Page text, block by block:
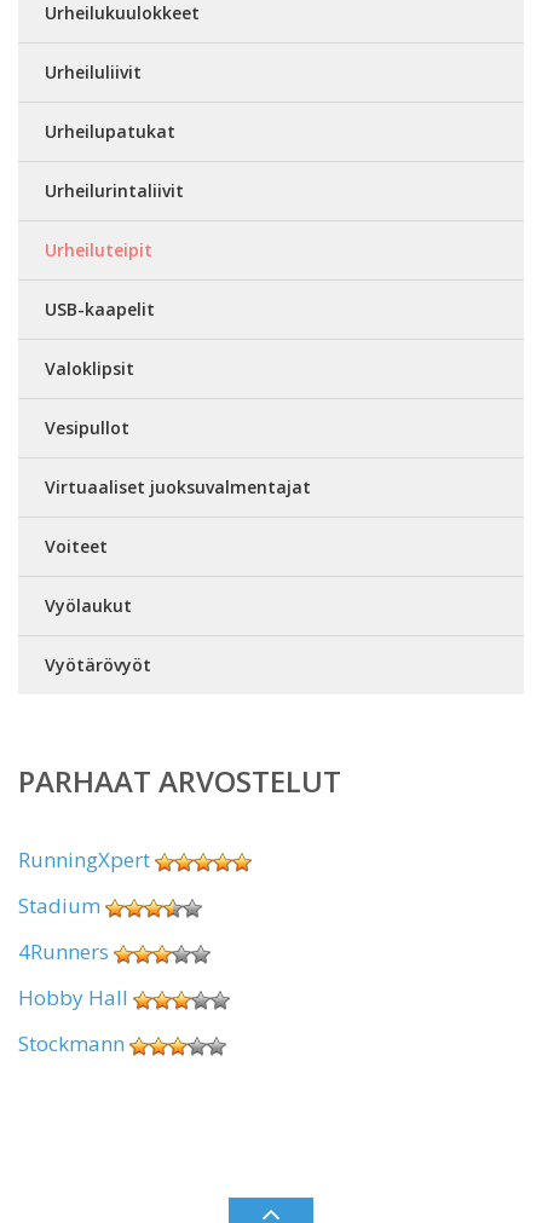
Urheilukuulokkeet
Urheiluliivit
Urheilupatukat
Urheilurintaliivit
Urheiluteipit
USB-kaapelit
Valoklipsit
Vesipullot
Virtuaaliset juoksuvalmentajat
Voiteet
Vyölaukut
Vyötärövyöt
PARHAAT ARVOSTELUT
RunningXpert
Stadium
4Runners
Hobby Hall
Stockmann